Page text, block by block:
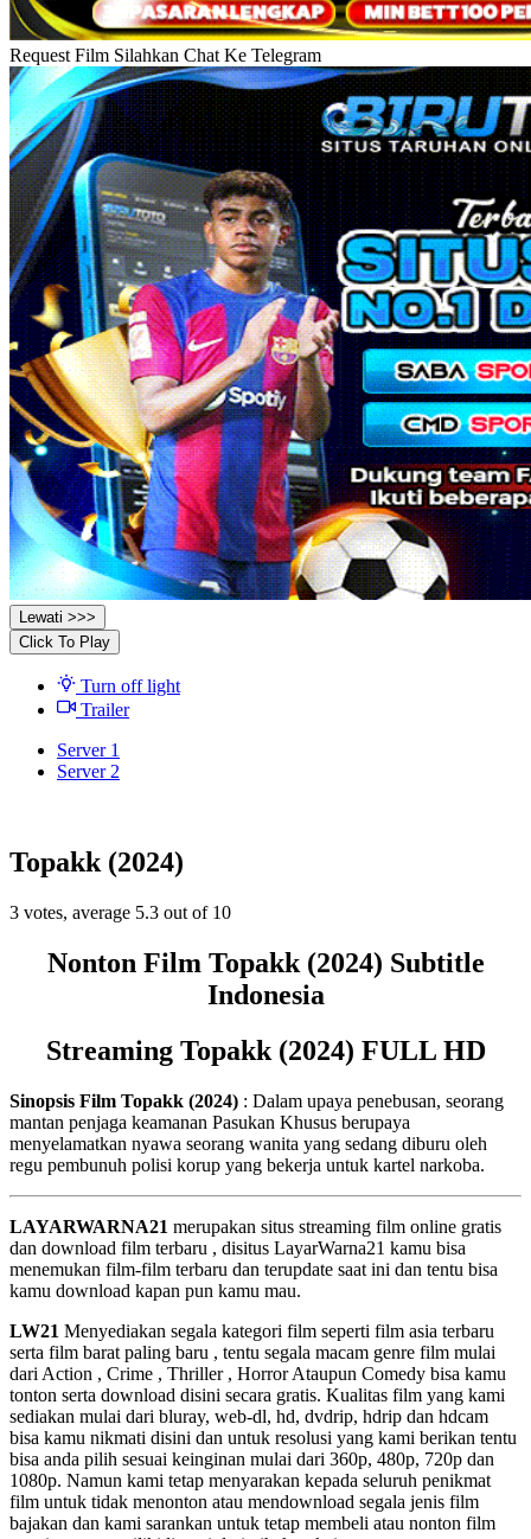
Request Film Silahkan Chat Ke Telegram
Lewati >>>
Click To Play
Turn off light
Trailer
Server 1
Server 2
Topakk (2024)
3 votes, average 5.3 out of 10
Nonton Film Topakk (2024) Subtitle
Indonesia
Streaming Topakk (2024) FULL HD
Sinopsis Film Topakk (2024) : Dalam upaya penebusan, seorang
mantan penjaga keamanan Pasukan Khusus berupaya
menyelamatkan nyawa seorang wanita yang sedang diburu oleh
regu pembunuh polisi korup yang bekerja untuk kartel narkoba.
LAYARWARNA21 merupakan situs streaming film online gratis
dan download film terbaru , disitus LayarWarna21 kamu bisa
menemukan film-film terbaru dan terupdate saat ini dan tentu bisa
kamu download kapan pun kamu mau.
LW21 Menyediakan segala kategori film seperti film asia terbaru
serta film barat paling baru , tentu segala macam genre film mulai
dari Action , Crime , Thriller , Horror Ataupun Comedy bisa kamu
tonton serta download disini secara gratis. Kualitas film yang kami
sediakan mulai dari bluray, web-dl, hd, dvdrip, hdrip dan hdcam
bisa kamu nikmati disini dan untuk resolusi yang kami berikan tentu
bisa anda pilih sesuai keinginan mulai dari 360p, 480p, 720p dan
1080p. Namun kami tetap menyarakan kepada seluruh penikmat
film untuk tidak menonton atau mendownload segala jenis film
bajakan dan kami sarankan untuk tetap membeli atau nonton film